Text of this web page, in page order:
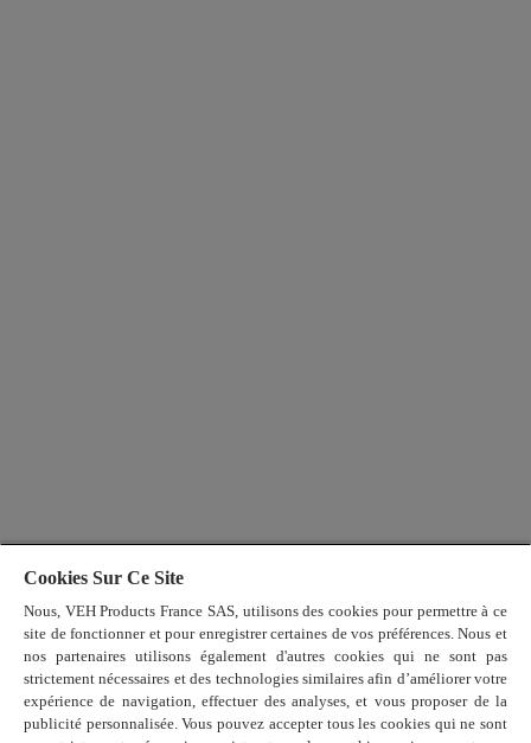
Cookies Sur Ce Site
Nous, VEH Products France SAS, utilisons des cookies pour permettre à ce
site de fonctionner et pour enregistrer certaines de vos préférences. Nous et
nos partenaires utilisons également d'autres cookies qui ne sont pas
strictement nécessaires et des technologies similaires afin d’améliorer votre
expérience de navigation, effectuer des analyses, et vous proposer de la
publicité personnalisée. Vous pouvez accepter tous les cookies qui ne sont